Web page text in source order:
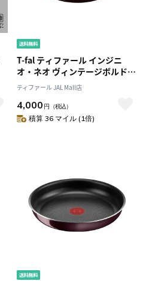
T-fal ティファール インジニ
オ・ネオ ヴィンテージボルド
ー・インテンス ウォックパン
26cm L43977 ガス火専用
ティファール JAL Mall店
4,000 円 （税込）
積算 36 マイル (1倍)